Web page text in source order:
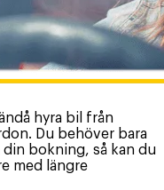
hyra bil från
Du behöver bara
din bokning, så kan du
med längre